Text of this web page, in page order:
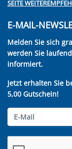
SEITE
E-MAIL-
Melden Sie sich
werden Sie
informiert.
Jetzt erhalten Sie
5,00 Gutschein!